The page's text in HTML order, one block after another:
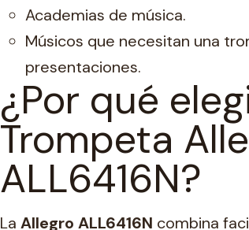
Academias de música.
Músicos que necesitan una
presentaciones.
¿Por qué
Trompeta
ALL6416N?
La Allegro ALL6416N combina